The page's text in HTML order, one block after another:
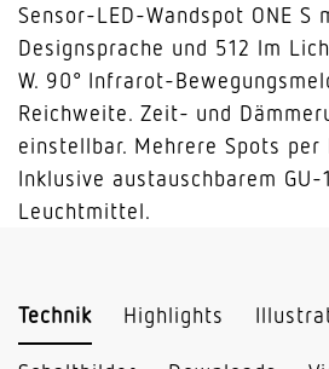
Sensor-LED-Wandspot ONE S
Designsprache und 512 lm
W. 90° Infrarot-
Reichweite. Zeit- und
einstellbar. Mehrere Spots per
Inklusive austauschbarem GU-
Leuchtmittel.
Technik Highlights